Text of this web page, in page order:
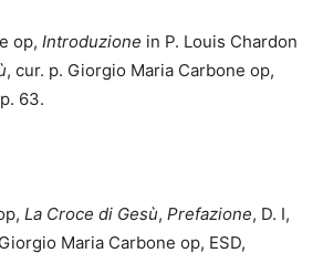
op, Introduzione in P. Louis Chardon
, cur. p. Giorgio Maria Carbone op,
63.
La Croce di Gesù, Prefazione, D. I,
Maria Carbone op, ESD,